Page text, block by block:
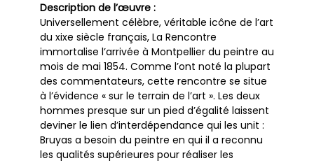
Description de l’œuvre :
Universellement célèbre, véritable icône de l’art
du xixe siècle français, La Rencontre
immortalise l’arrivée à Montpellier du peintre au
mois de mai 1854. Comme l’ont noté la plupart
des commentateurs, cette rencontre se situe
à l’évidence « sur le terrain de l’art ». Les deux
hommes presque sur un pied d’égalité laissent
deviner le lien d’interdépendance qui les unit :
Bruyas a besoin du peintre en qui il a reconnu
les qualités supérieures pour réaliser les